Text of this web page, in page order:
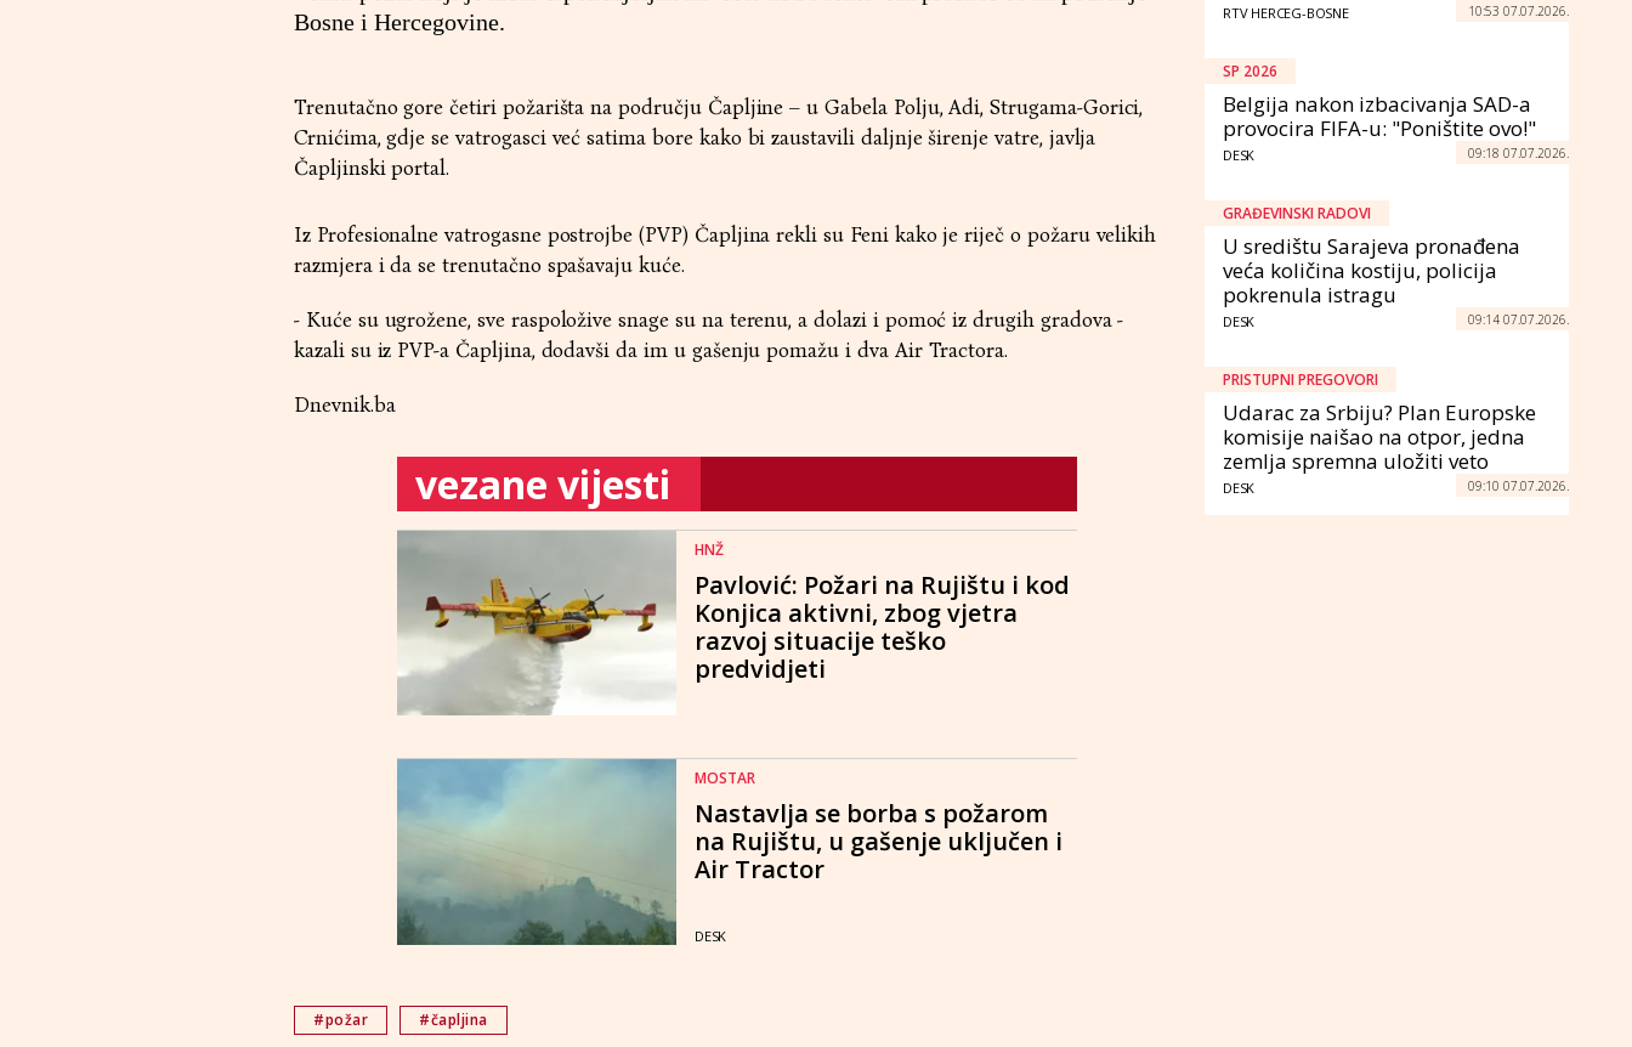
Bosne i Hercegovine.
Trenutačno gore četiri požarišta na području Čapljine – u Gabela Polju, Adi, Strugama-Gorici,
Crnićima, gdje se vatrogasci već satima bore kako bi zaustavili daljnje širenje vatre, javlja
Čapljinski portal.
Iz Profesionalne vatrogasne postrojbe (PVP) Čapljina rekli su Feni kako je riječ o požaru velikih
razmjera i da se trenutačno spašavaju kuće.
- Kuće su ugrožene, sve raspoložive snage su na terenu, a dolazi i pomoć iz drugih gradova -
kazali su iz PVP-a Čapljina, dodavši da im u gašenju pomažu i dva Air Tractora.
Dnevnik.ba
vezane vijesti
HNŽ
Pavlović: Požari na Rujištu i kod
Konjica aktivni, zbog vjetra
razvoj situacije teško
predvidjeti
MOSTAR
Nastavlja se borba s požarom
na Rujištu, u gašenje uključen i
Air Tractor
DESK
#požar #čapljina
RTV HERCEG-BOSNE 10:53 07.07.2026.
SP 2026
Belgija nakon izbacivanja SAD-a
provocira FIFA-u: "Poništite ovo!"
DESK 09:18 07.07.2026.
GRAĐEVINSKI RADOVI
U središtu Sarajeva pronađena
veća količina kostiju, policija
pokrenula istragu
DESK 09:14 07.07.2026.
PRISTUPNI PREGOVORI
Udarac za Srbiju? Plan Europske
komisije naišao na otpor, jedna
zemlja spremna uložiti veto
DESK 09:10 07.07.2026.